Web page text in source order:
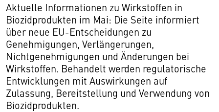
Aktuelle Informationen zu Wirkstoffen in
Biozidprodukten im Mai: Die Seite informiert
über neue EU-Entscheidungen zu
Genehmigungen, Verlängerungen,
Nichtgenehmigungen und Änderungen bei
Wirkstoffen. Behandelt werden regulatorische
Entwicklungen mit Auswirkungen auf
Zulassung, Bereitstellung und Verwendung von
Biozidprodukten.